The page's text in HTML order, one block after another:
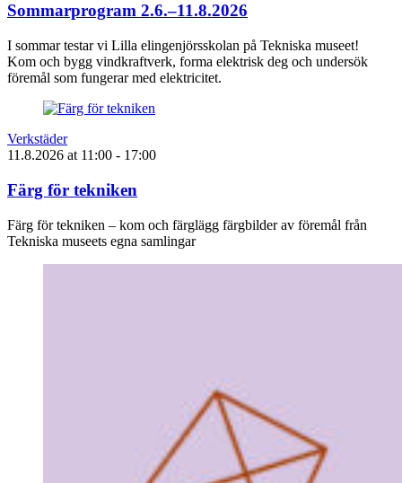
Sommarprogram 2.6.–11.8.2026
I sommar testar vi Lilla elingenjörsskolan på Tekniska museet!
Kom och bygg vindkraftverk, forma elektrisk deg och undersök
föremål som fungerar med elektricitet.
Verkstäder
11.8.2026 at 11:00 - 17:00
Färg för tekniken
Färg för tekniken – kom och färglägg färgbilder av föremål från
Tekniska museets egna samlingar